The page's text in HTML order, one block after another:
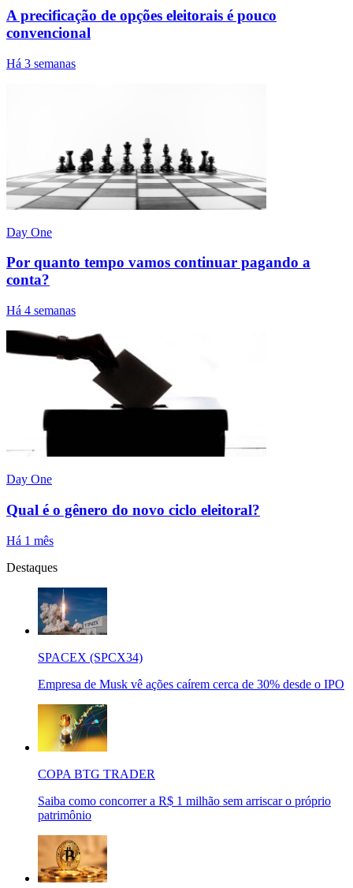
A precificação de opções eleitorais é pouco
convencional
Há 3 semanas
Day One
Por quanto tempo vamos continuar pagando a
conta?
Há 4 semanas
Day One
Qual é o gênero do novo ciclo eleitoral?
Há 1 mês
Destaques
SPACEX (SPCX34)
Empresa de Musk vê ações caírem cerca de 30% desde o IPO
COPA BTG TRADER
Saiba como concorrer a R$ 1 milhão sem arriscar o próprio
patrimônio